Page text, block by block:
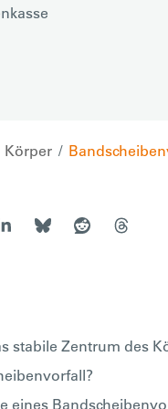
Körper
stabile Zentrum des
eines